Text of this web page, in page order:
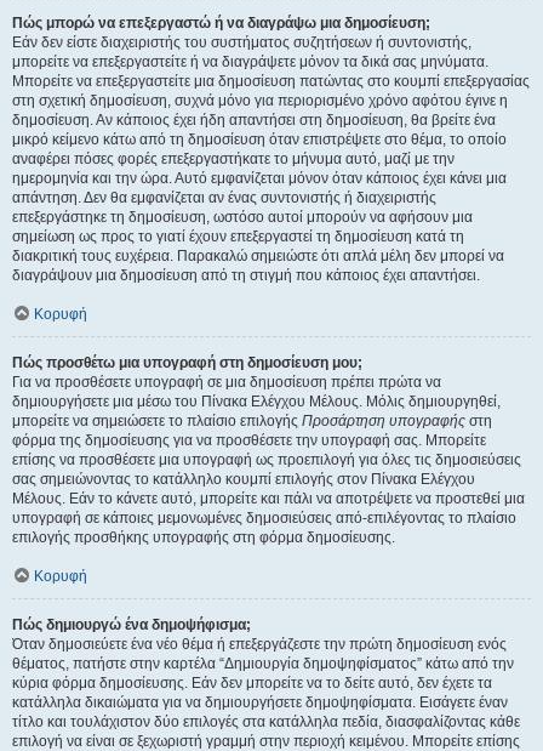
Πώς μπορώ να επεξεργαστώ ή να διαγράψω μια δημοσίευση;
Εάν δεν είστε διαχειριστής του συστήματος συζητήσεων ή συντονιστής,
μπορείτε να επεξεργαστείτε ή να διαγράψετε μόνον τα δικά σας μηνύματα.
Μπορείτε να επεξεργαστείτε μια δημοσίευση πατώντας στο κουμπί επεξεργασίας
στη σχετική δημοσίευση, συχνά μόνο για περιορισμένο χρόνο αφότου έγινε η
δημοσίευση. Αν κάποιος έχει ήδη απαντήσει στη δημοσίευση, θα βρείτε ένα
μικρό κείμενο κάτω από τη δημοσίευση όταν επιστρέψετε στο θέμα, το οποίο
αναφέρει πόσες φορές επεξεργαστήκατε το μήνυμα αυτό, μαζί με την
ημερομηνία και την ώρα. Αυτό εμφανίζεται μόνον όταν κάποιος έχει κάνει μια
απάντηση. Δεν θα εμφανίζεται αν ένας συντονιστής ή διαχειριστής
επεξεργάστηκε τη δημοσίευση, ωστόσο αυτοί μπορούν να αφήσουν μια
σημείωση ως προς το γιατί έχουν επεξεργαστεί τη δημοσίευση κατά τη
διακριτική τους ευχέρεια. Παρακαλώ σημειώστε ότι απλά μέλη δεν μπορεί να
διαγράψουν μια δημοσίευση από τη στιγμή που κάποιος έχει απαντήσει.
Κορυφή
Πώς προσθέτω μια υπογραφή στη δημοσίευση μου;
Για να προσθέσετε υπογραφή σε μια δημοσίευση πρέπει πρώτα να
δημιουργήσετε μια μέσω του Πίνακα Ελέγχου Μέλους. Μόλις δημιουργηθεί,
μπορείτε να σημειώσετε το πλαίσιο επιλογής Προσάρτηση υπογραφής στη
φόρμα της δημοσίευσης για να προσθέσετε την υπογραφή σας. Μπορείτε
επίσης να προσθέσετε μια υπογραφή ως προεπιλογή για όλες τις δημοσιεύσεις
σας σημειώνοντας το κατάλληλο κουμπί επιλογής στον Πίνακα Ελέγχου
Μέλους. Εάν το κάνετε αυτό, μπορείτε και πάλι να αποτρέψετε να προστεθεί μια
υπογραφή σε κάποιες μεμονωμένες δημοσιεύσεις από-επιλέγοντας το πλαίσιο
επιλογής προσθήκης υπογραφής στη φόρμα δημοσίευσης.
Κορυφή
Πώς δημιουργώ ένα δημοψήφισμα;
Όταν δημοσιεύετε ένα νέο θέμα ή επεξεργάζεστε την πρώτη δημοσίευση ενός
θέματος, πατήστε στην καρτέλα “Δημιουργία δημοψηφίσματος” κάτω από την
κύρια φόρμα δημοσίευσης. Εάν δεν μπορείτε να το δείτε αυτό, δεν έχετε τα
κατάλληλα δικαιώματα για να δημιουργήσετε δημοψηφίσματα. Εισάγετε έναν
τίτλο και τουλάχιστον δύο επιλογές στα κατάλληλα πεδία, διασφαλίζοντας κάθε
επιλογή να είναι σε ξεχωριστή γραμμή στην περιοχή κειμένου. Μπορείτε επίσης